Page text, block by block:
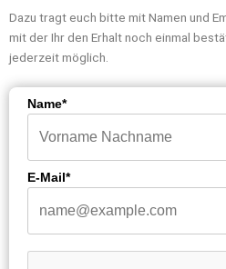
Dazu tragt euch bitte mit Namen und
mit der Ihr den Erhalt noch einmal
jederzeit möglich.
Name*
E-Mail*